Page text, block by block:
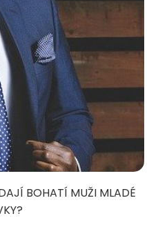
BOHATÍ MUŽI MLADÉ